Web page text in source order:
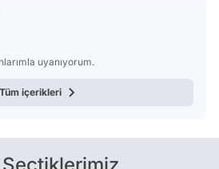
uyanıyorum.
Tüm içerikleri